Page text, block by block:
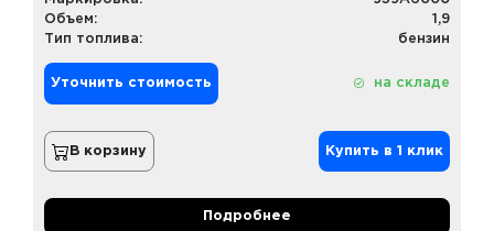
Объем:
1,9
Тип топлива:
бензин
Уточнить стоимость на складе
В корзину Купить в 1 клик
Подробнее